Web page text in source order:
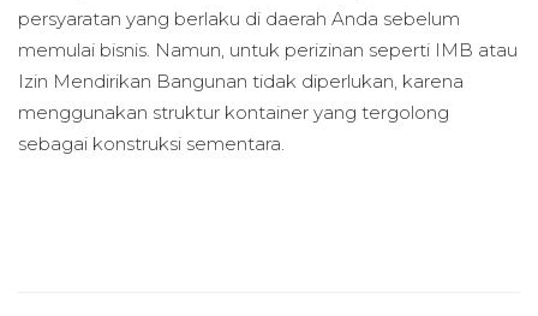
persyaratan yang berlaku di daerah Anda sebelum
memulai bisnis. Namun, untuk perizinan seperti IMB atau
Izin Mendirikan Bangunan tidak diperlukan, karena
menggunakan struktur kontainer yang tergolong
sebagai konstruksi sementara.